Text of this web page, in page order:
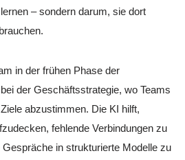
– sondern darum, sie dort
in der frühen Phase der
der Geschäftsstrategie, wo Teams
abzustimmen. Die KI hilft,
fehlende Verbindungen zu
in strukturierte Modelle zu